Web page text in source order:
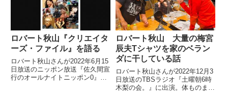
アーティストをでっち上げてそれ
っぽい宣伝文句で語りあげるとい
う雰囲気ロック番宣をコーナー
化。リスナーたちもそれぞれが考
えたロック番宣音源を投稿。それ
がなかなかのクオリティーを発揮
しており、秋山さんもご満悦な様
子でした。
ロバート秋山『クリエイタ
ーズ・ファイル』を語る
ロバート秋山さんが2022年6月15
日放送のニッポン放送『佐久間宣
行のオールナイトニッポン0』で
ロバート秋山 大量の梅宮
辰夫Tシャツを家のベラン
ダに干している話
ロバート秋山さんが2022年12月3
日放送のTBSラジオ『土曜朝6時
木梨の会。』に出演。体ものまね